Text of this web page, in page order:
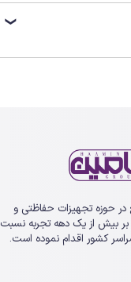
❯
حوزه تجهیزات حفاظتی و
بر بیش از یک ‏دهه تجربه نسبت
کشور اقدام نموده است.